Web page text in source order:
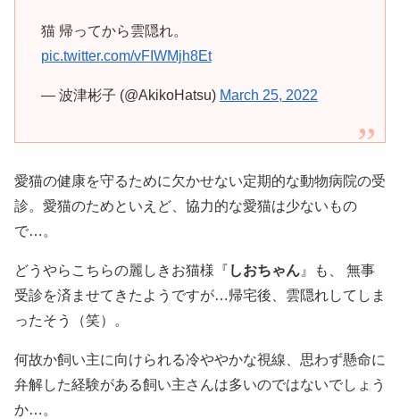
猫 帰ってから雲隠れ。
pic.twitter.com/vFIWMjh8Et
— 波津彬子 (@AkikoHatsu) March 25, 2022
愛猫の健康を守るために欠かせない定期的な動物病院の受
診。愛猫のためといえど、協力的な愛猫は少ないもの
で…。
どうやらこちらの麗しきお猫様『 しおちゃん 』も、 無事
受診を済ませてきたようですが…帰宅後、雲隠れしてしま
ったそう（笑）。
何故か飼い主に向けられる冷ややかな視線、思わず懸命に
弁解した経験がある飼い主さんは多いのではないでしょう
か…。